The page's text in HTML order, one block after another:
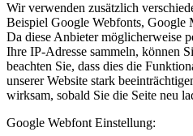
Wir verwenden zusätzlich
Beispiel Google Webfonts, Google
Da diese Anbieter möglicherweise
Ihre IP-Adresse sammeln, können
beachten Sie, dass dies die
unserer Website stark
wirksam, sobald Sie die Seite neu
Google Webfont Einstellung: